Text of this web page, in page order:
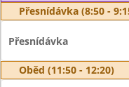
Přesnídávka (8:50 -
Přesnídávka
Oběd (11:50 - 12:20)